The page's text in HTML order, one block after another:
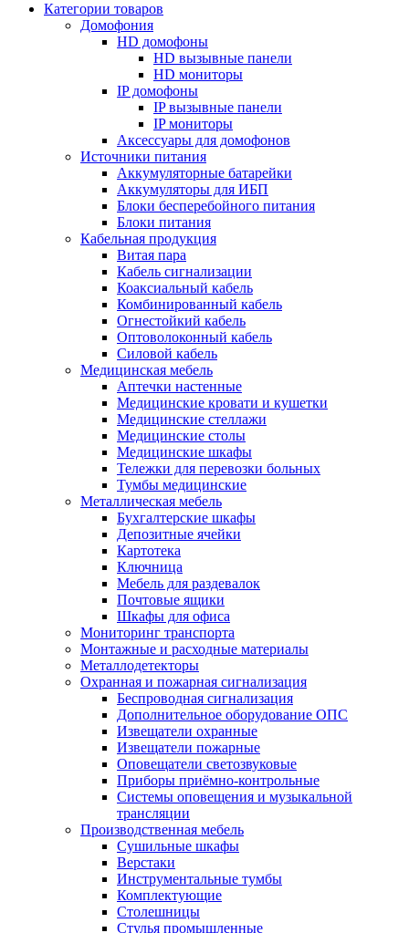
Категории товаров
Домофония
HD домофоны
HD вызывные панели
HD мониторы
IP домофоны
IP вызывные панели
IP мониторы
Аксессуары для домофонов
Источники питания
Аккумуляторные батарейки
Аккумуляторы для ИБП
Блоки бесперебойного питания
Блоки питания
Кабельная продукция
Витая пара
Кабель сигнализации
Коаксиальный кабель
Комбинированный кабель
Огнестойкий кабель
Оптоволоконный кабель
Силовой кабель
Медицинская мебель
Аптечки настенные
Медицинские кровати и кушетки
Медицинские стеллажи
Медицинские столы
Медицинские шкафы
Тележки для перевозки больных
Тумбы медицинские
Металлическая мебель
Бухгалтерские шкафы
Депозитные ячейки
Картотека
Ключница
Мебель для раздевалок
Почтовые ящики
Шкафы для офиса
Мониторинг транспорта
Монтажные и расходные материалы
Металлодетекторы
Охранная и пожарная сигнализация
Беспроводная сигнализация
Дополнительное оборудование ОПС
Извещатели охранные
Извещатели пожарные
Оповещатели светозвуковые
Приборы приёмно-контрольные
Системы оповещения и музыкальной
трансляции
Производственная мебель
Cушильные шкафы
Верстаки
Инструментальные тумбы
Комплектующие
Столешницы
Стулья промышленные